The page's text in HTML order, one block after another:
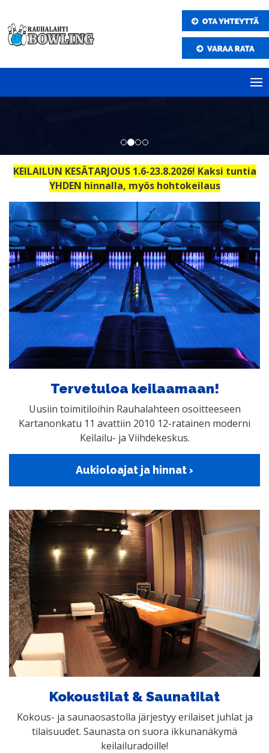
KEILAILUN KESÄTARJOUS 1.6-23.8.2026! Kaksi tuntia
YHDEN hinnalla, myös hohtokeilaus
Tervetuloa keilaamaan!
Uusiin toimitiloihin Rauhalahteen osoitteeseen
Kartanonkatu 11 avattiin 2010 12-ratainen moderni
Keilailu- ja Viihdekeskus.
Aukioloajat ja hinnat ›
Kokoustilat & Saunatilat
Kokous- ja saunaosastolla järjestyy erilaiset juhlat ja
tilaisuudet. Saunasta on suora ikkunanäkymä
keilailuradoille!